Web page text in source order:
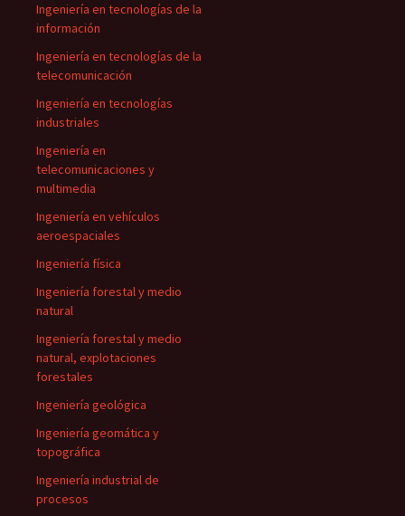
Ingeniería en tecnologías de la
información
Ingeniería en tecnologías de la
telecomunicación
Ingeniería en tecnologías
industriales
Ingeniería en
telecomunicaciones y
multimedia
Ingeniería en vehículos
aeroespaciales
Ingeniería física
Ingeniería forestal y medio
natural
Ingeniería forestal y medio
natural, explotaciones
forestales
Ingeniería geológica
Ingeniería geomática y
topográfica
Ingeniería industrial de
procesos